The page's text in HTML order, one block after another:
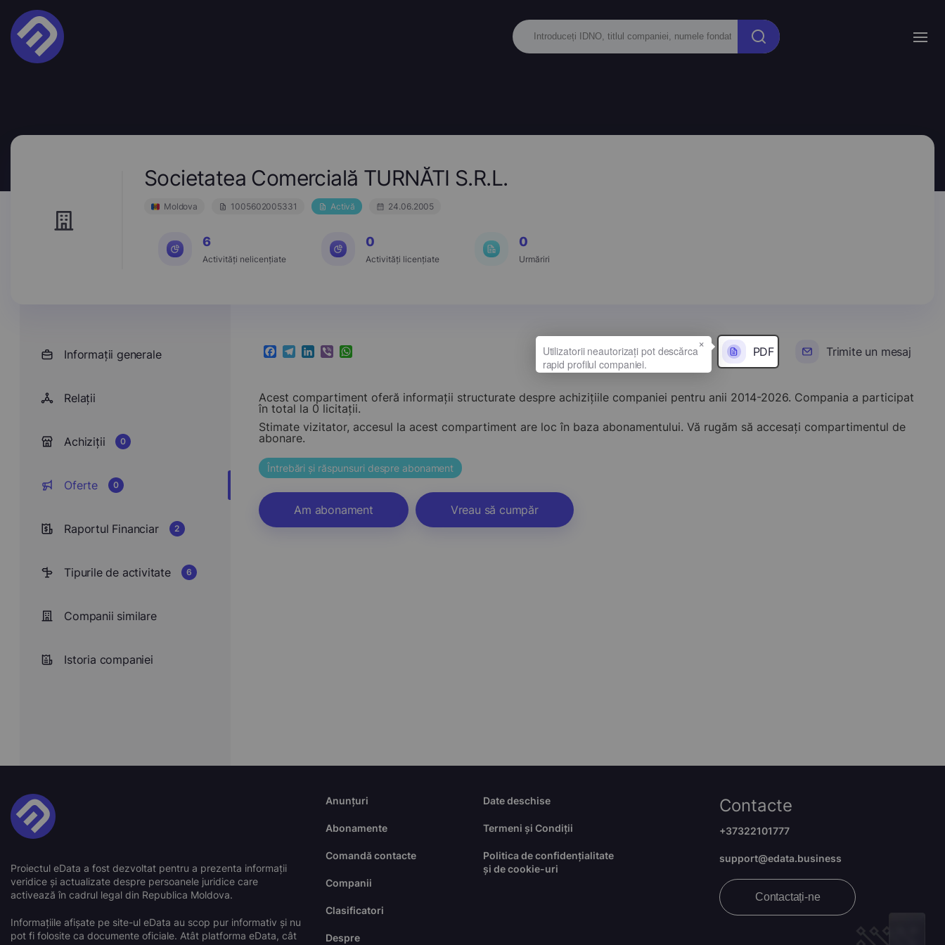
Societatea Comercială TURNĂTI S.R.L.
Moldova 1005602005331 Activă 24.06.2005
6
Activități nelicențiate
0
Activități licențiate
0
Urmăriri
Informații generale
Relații
Achiziții 0
Oferte 0
Raportul Financiar 2
Tipurile de activitate 6
Companii similare
Istoria companiei
Facebook
Telegram
LinkedIn
ViberWhatsApp PDF Trimite un mesaj
Acest compartiment oferă informații structurate despre achizițiile companiei pentru anii 2014-2026. Compania a participat
în total la 0 licitații.
Stimate vizitator, accesul la acest compartiment are loc în baza abonamentului. Vă rugăm să accesați compartimentul de
abonare.
Întrebări și răspunsuri despre abonament
Am abonament Vreau să cumpăr
Proiectul eData a fost dezvoltat pentru a prezenta informații
veridice și actualizate despre persoanele juridice care
activează în cadrul legal din Republica Moldova.
Informațiile afișate pe site-ul eData au scop pur informativ și nu
pot fi folosite ca documente oficiale. Atât platforma eData, cât
Anunțuri
Abonamente
Comandă contacte
Companii
Clasificatori
Despre
Date deschise
Termeni și Condiții
Politica de confidențialitate
și de cookie-uri
Contacte
+37322101777
support@edata.business
Contactați-ne
×